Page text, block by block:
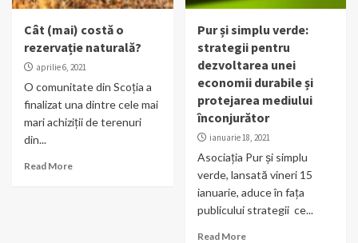
Cât (mai) costă o
rezervație naturală?
aprilie 6, 2021
O comunitate din Scoția a
finalizat una dintre cele mai
mari achiziții de terenuri
din...
Read More
Pur și simplu verde:
strategii pentru
dezvoltarea unei
economii durabile și
protejarea mediului
înconjurător
ianuarie 18, 2021
Asociația Pur și simplu
verde, lansată vineri 15
ianuarie, aduce în fața
publicului strategii ce...
Read More